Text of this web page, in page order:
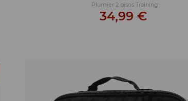
Plumier 2 pisos Training
34,99 €